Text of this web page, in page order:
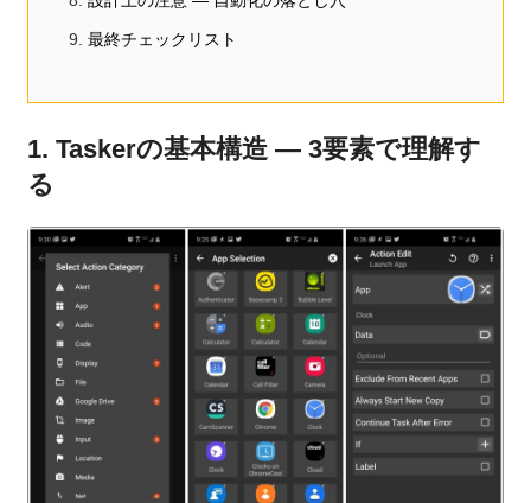
最終チェックリスト
1. Taskerの基本構造 ― 3要素で理解す
る